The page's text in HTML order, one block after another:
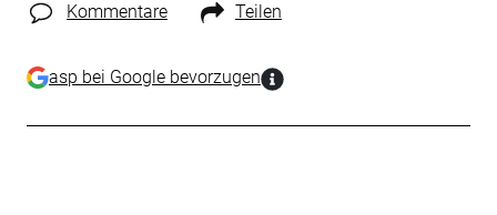
Kommentare Teilen
asp bei Google bevorzugen